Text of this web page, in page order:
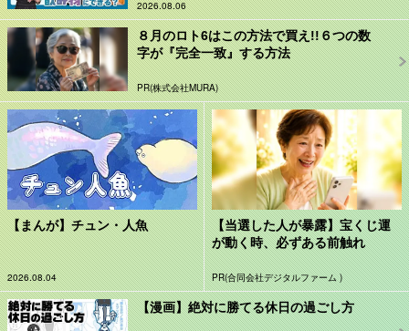
2026.08.06
８月のロト6はこの方法で買え!!６つの数
字が『完全一致』する方法
PR(株式会社MURA)
【まんが】チュン・人魚
2026.08.04
【当選した人が暴露】宝くじ運
が動く時、必ずある前触れ
PR(合同会社デジタルファーム )
【漫画】絶対に勝てる休日の過ごし方